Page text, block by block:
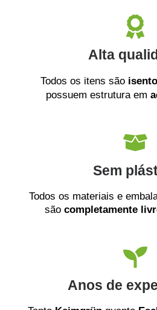
Alta
Todos os itens são
possuem estrutura em
Sem
Todos os materiais e
são completamente
Anos de